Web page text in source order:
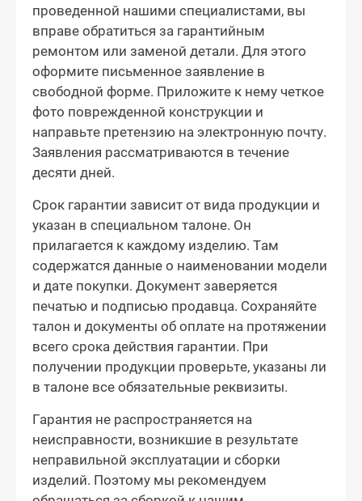
проведенной нашими специалистами, вы
вправе обратиться за гарантийным
ремонтом или заменой детали. Для этого
оформите письменное заявление в
свободной форме. Приложите к нему четкое
фото поврежденной конструкции и
направьте претензию на электронную почту.
Заявления рассматриваются в течение
десяти дней.
Срок гарантии зависит от вида продукции и
указан в специальном талоне. Он
прилагается к каждому изделию. Там
содержатся данные о наименовании модели
и дате покупки. Документ заверяется
печатью и подписью продавца. Сохраняйте
талон и документы об оплате на протяжении
всего срока действия гарантии. При
получении продукции проверьте, указаны ли
в талоне все обязательные реквизиты.
Гарантия не распространяется на
неисправности, возникшие в результате
неправильной эксплуатации и сборки
изделий. Поэтому мы рекомендуем